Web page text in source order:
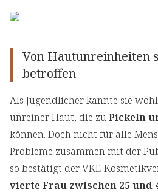
Von Hautunreinheiten
betroffen
Als Jugendlicher kannte sie
unreiner Haut, die zuPickeln
können. Doch nicht für alle
Probleme zusammen mit der
so bestätigt der VKE-
vierte Frau zwischen 25 und